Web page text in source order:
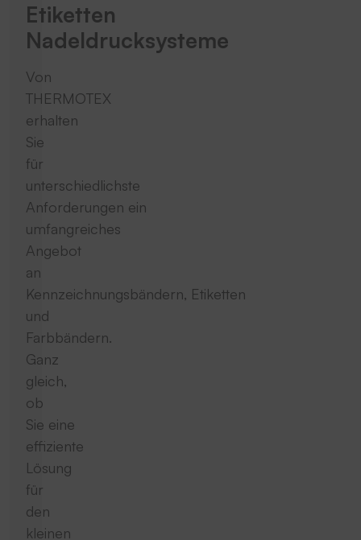
Etiketten
Nadeldrucksysteme
Von
THERMOTEX
erhalten
Sie
für
unterschiedlichste
Anforderungen ein
umfangreiches
Angebot
an
Kennzeichnungsbändern, Etiketten
und
Farbbändern.
Ganz
gleich,
ob
Sie eine
effiziente
Lösung
für
den
kleinen